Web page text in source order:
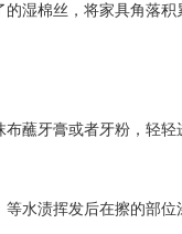
湿棉丝，将家具角落
蘸牙膏或者牙粉，轻轻
水渍挥发后在擦的部位